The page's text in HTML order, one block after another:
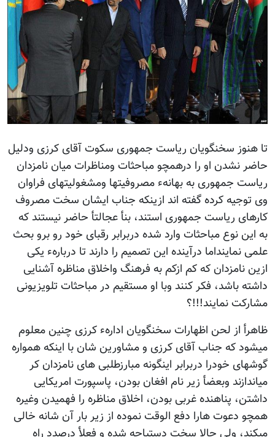
تا هنوز سخنگویان ریاست جمهوری سکوت آقای کرزی ودلیل
حاضر نشدن او را درهمچو مباحثات ومناظرات میان نامزدان
ریاست جمهوری به بهانهء مصروفیتها ومشغولیتهای فراوان
وی توجیه کرده گفته اند ازینکه جناب ایشان سخت مصروف
کارهای ریاست جمهوری استند، بنأ عجالتأ حاضر نیستند که
به این نوع مباحثات وارد شده دربرابر رقبای خود رو برو بحث
علمی نماینداما درآینده این تصمیم را دارند تا دربارهء یکی
ازین نامزدان که کم ازکم به فرهنگ واخلاق مناظره آشنایی
داشته باشد، فکر کنند وبا او مستقیم در مباحثات تلویزیونی
مشارکت نمایند!!!؟
ظاهرأ از لحن اظهارات سخنگویان ادارهء کرزی چنین معلوم
میشود که جناب آقای کرزی و مشاورین شان با اینکه همواره
گوشهای خودرا دربرابر اینگونه مبارزطلبی های نامزدان کر
میاندازند وبعضأ زیر نام افغان بودن، پاسپورت امریکایی
داشتن، پناهنده غربی بودن، اخلاق مناظره را فهمیدن وغیره
همچو دعوت هارا دفع الوقت نموده از زیر بار آن شانه خالی
میکند، ولی حالا سخت دستپاچه شده و فعلأ درصدد راه